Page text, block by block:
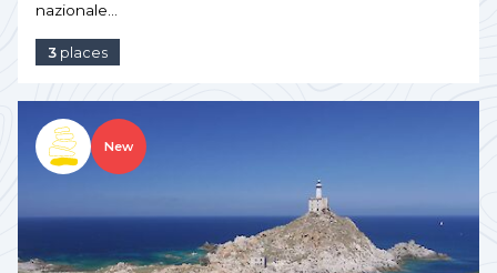
nazionale…
3 places
New